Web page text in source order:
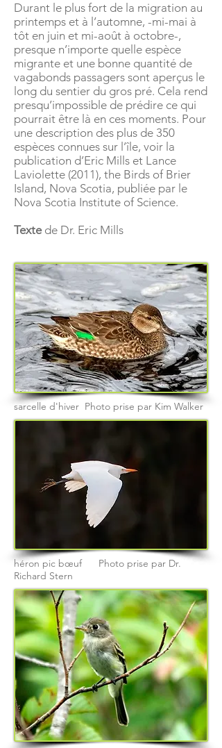
Durant le plus fort de la migration au
printemps et à l’automne, -mi-mai à
tôt en juin et mi-août à octobre-,
presque n’importe quelle espèce
migrante et une bonne quantité de
vagabonds passagers sont aperçus le
long du sentier du gros pré. Cela rend
presqu’impossible de prédire ce qui
pourrait être là en ces moments. Pour
une description des plus de 350
espèces connues sur l’île, voir la
publication d’Eric Mills et Lance
Laviolette (2011), the Birds of Brier
Island, Nova Scotia, publiée par le
Nova Scotia Institute of Science.
Texte de Dr. Eric Mills
sarcelle d'hiver Photo prise par Kim Walker
héron pic bœuf Photo prise par Dr.
Richard Stern